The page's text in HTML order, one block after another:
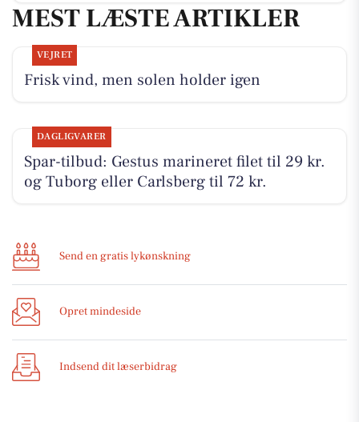
MEST LÆSTE ARTIKLER
VEJRET
Frisk vind, men solen holder igen
DAGLIGVARER
Spar-tilbud: Gestus marineret filet til 29 kr.
og Tuborg eller Carlsberg til 72 kr.
Send en gratis lykønskning
Opret mindeside
Indsend dit læserbidrag